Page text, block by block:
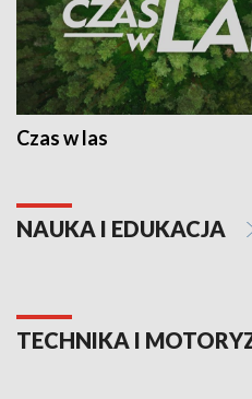
Czas w las
NAUKA I EDUKACJA
TECHNIKA I